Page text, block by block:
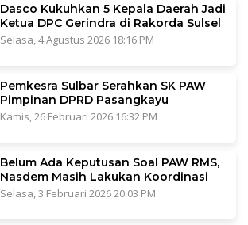
Dasco Kukuhkan 5 Kepala Daerah Jadi
Ketua DPC Gerindra di Rakorda Sulsel
Selasa, 4 Agustus 2026 18:16 PM
Pemkesra Sulbar Serahkan SK PAW
Pimpinan DPRD Pasangkayu
Kamis, 26 Februari 2026 16:32 PM
Belum Ada Keputusan Soal PAW RMS,
Nasdem Masih Lakukan Koordinasi
Selasa, 3 Februari 2026 20:03 PM